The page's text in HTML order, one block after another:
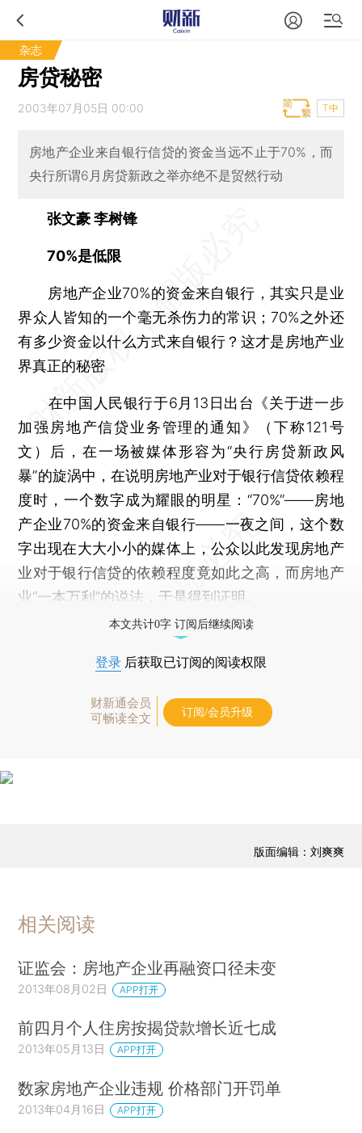
杂志
房贷秘密
2003年07月05日 00:00 T中
房地产企业来自银行信贷的资金当远不止于70%，而
央行所谓6月房贷新政之举亦绝不是贸然行动
张文豪 李树锋
70%是低限
房地产企业70%的资金来自银行，其实只是业
界众人皆知的一个毫无杀伤力的常识；70%之外还
有多少资金以什么方式来自银行？这才是房地产业
界真正的秘密
在中国人民银行于6月13日出台《关于进一步
加强房地产信贷业务管理的通知》（下称121号
文）后，在一场被媒体形容为“央行房贷新政风
暴”的旋涡中，在说明房地产业对于银行信贷依赖程
度时，一个数字成为耀眼的明星：“70%”——房地
产企业70%的资金来自银行——一夜之间，这个数
字出现在大大小小的媒体上，公众以此发现房地产
业对于银行信贷的依赖程度竟如此之高，而房地产
业“一本万利”的说法，于是得到证明。
本文共计0字 订阅后继续阅读
登录 后获取已订阅的阅读权限
财新通会员
可畅读全文
订阅/会员升级
版面编辑：刘爽爽
相关阅读
证监会：房地产企业再融资口径未变
2013年08月02日 APP打开
前四月个人住房按揭贷款增长近七成
2013年05月13日 APP打开
数家房地产企业违规 价格部门开罚单
2013年04月16日 APP打开